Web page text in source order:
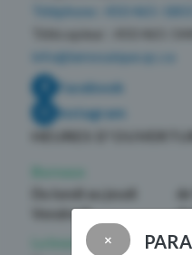
Téléphone : 450 465-1803
info@lamosaique.qc.ca
Facebook
Instagram
Vendredi
La boutique La Mosaïque
×